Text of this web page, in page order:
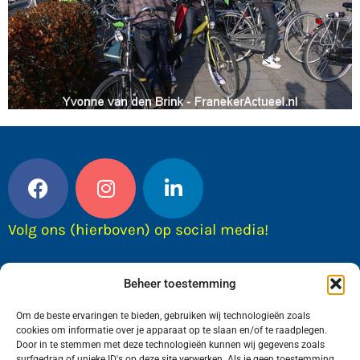
Beheer toestemming
Om de beste ervaringen te bieden, gebruiken wij technologieën zoals
cookies om informatie over je apparaat op te slaan en/of te raadplegen.
Door in te stemmen met deze technologieën kunnen wij gegevens zoals
Volg ons (hierboven) op social media!